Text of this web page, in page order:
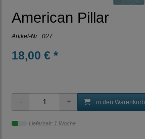
American Pillar
Artikel-Nr.: 027
18,00 € *
in den Warenkorb
Lieferzeit: 1 Woche